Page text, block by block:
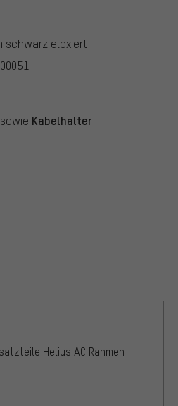
schwarz eloxiert
sowie Kabelhalter
Helius AC Rahmen